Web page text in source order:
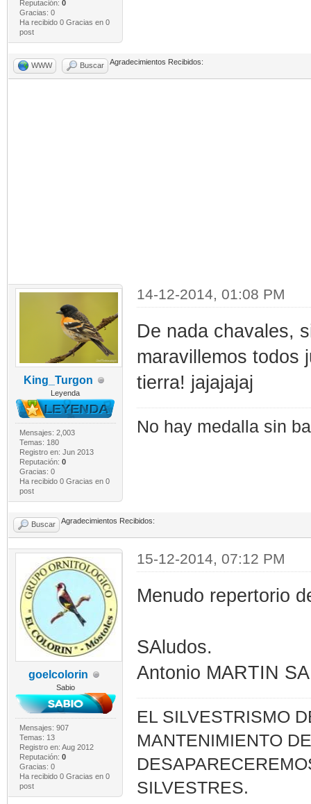
Reputación: 0
Gracias: 0
Ha recibido 0 Gracias en 0
post
WWW Buscar Agradecimientos Recibidos:
King_Turgon
Leyenda
Mensajes: 2,003
Temas: 180
Registro en: Jun 2013
Reputación: 0
Gracias: 0
Ha recibido 0 Gracias en 0
post
14-12-2014, 01:08 PM
De nada chavales,
maravillemos todos
tierra! jajajajaj
No hay medalla sin
Buscar Agradecimientos Recibidos:
goelcolorin
Sabio
Mensajes: 907
Temas: 13
Registro en: Aug 2012
Reputación: 0
Gracias: 0
Ha recibido 0 Gracias en 0
post
15-12-2014, 07:12 PM
Menudo repertorio
SAludos.
Antonio MARTIN
EL SILVESTRISMO
MANTENIMIENTO
SILVESTRES.